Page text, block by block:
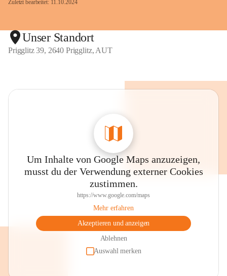
Zuletzt bearbeitet: 11.10.2024
Unser Standort
Prigglitz 39, 2640 Prigglitz, AUT
Um Inhalte von Google Maps anzuzeigen,
musst du der Verwendung externer Cookies
zustimmen.
https://www.google.com/maps
Mehr erfahren
Akzeptieren und anzeigen
Ablehnen
Auswahl merken